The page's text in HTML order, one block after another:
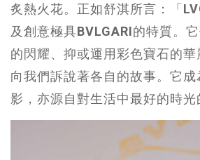
炙熱火花。正如舒淇所言：「
及創意極具BVLGARI的特質。
的閃耀、抑或運用彩色寶石的
向我們訴說著各自的故事。它
影，亦源自對生活中最好的時光